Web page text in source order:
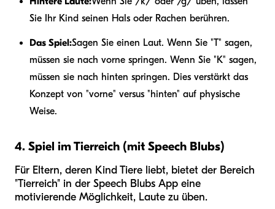
Sie Ihr Kind seinen Hals oder Rachen berühren.
Das Spiel:Sagen Sie einen Laut. Wenn Sie "T" sagen,
müssen sie nach vorne springen. Wenn Sie "K" sagen,
müssen sie nach hinten springen. Dies verstärkt das
Konzept von "vorne" versus "hinten" auf physische
Weise.
4. Spiel im Tierreich (mit Speech Blubs)
Für Eltern, deren Kind Tiere liebt, bietet der Bereich
"Tierreich" in der Speech Blubs App eine
motivierende Möglichkeit, Laute zu üben.